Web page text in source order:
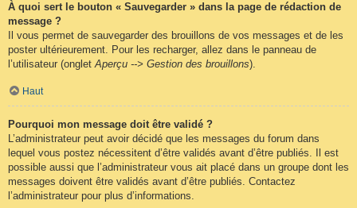
À quoi sert le bouton « Sauvegarder » dans la page de rédaction de
message ?
Il vous permet de sauvegarder des brouillons de vos messages et de les
poster ultérieurement. Pour les recharger, allez dans le panneau de
l’utilisateur (ongletAperçu --> Gestion des brouillons).
Haut
Pourquoi mon message doit être validé ?
L’administrateur peut avoir décidé que les messages du forum dans
lequel vous postez nécessitent d’être validés avant d’être publiés. Il est
possible aussi que l’administrateur vous ait placé dans un groupe dont les
messages doivent être validés avant d’être publiés. Contactez
l’administrateur pour plus d’informations.